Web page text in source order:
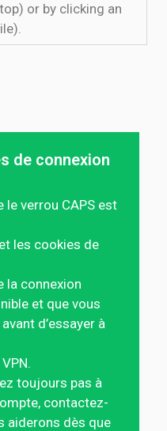
or by clicking an
de connexion
le verrou CAPS est
les cookies de
la connexion
et que vous
d’essayer à
toujours pas à
contactez-
aiderons dès que